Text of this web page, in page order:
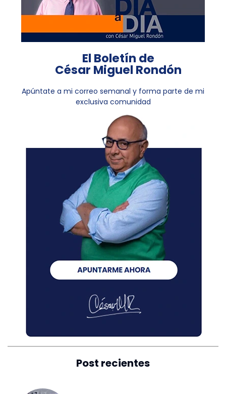
El Boletín de
César Miguel Rondón
Apúntate a mi correo semanal y forma parte de mi
exclusiva comunidad
Post recientes